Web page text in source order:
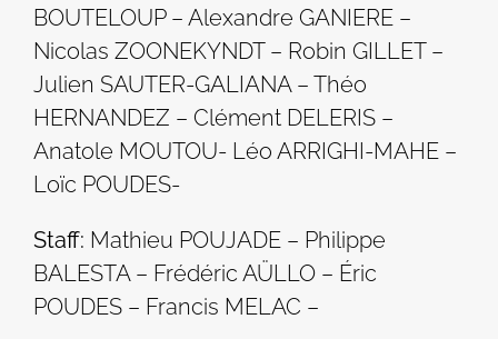
BOUTELOUP – Alexandre GANIERE –
Nicolas ZOONEKYNDT – Robin GILLET –
Julien SAUTER-GALIANA – Théo
HERNANDEZ – Clément DELERIS –
Anatole MOUTOU- Léo ARRIGHI-MAHE –
Loïc POUDES-
Staff: Mathieu POUJADE – Philippe
BALESTA – Frédéric AÜLLO – Éric
POUDES – Francis MELAC –